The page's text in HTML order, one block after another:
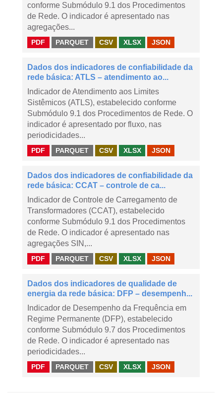
conforme Submódulo 9.1 dos Procedimentos
de Rede. O indicador é apresentado nas
agregações...
PDF PARQUET CSV XLSX JSON
Dados dos indicadores de confiabilidade da
rede básica: ATLS – atendimento ao...
Indicador de Atendimento aos Limites
Sistêmicos (ATLS), estabelecido conforme
Submódulo 9.1 dos Procedimentos de Rede. O
indicador é apresentado por fluxo, nas
periodicidades...
PDF PARQUET CSV XLSX JSON
Dados dos indicadores de confiabilidade da
rede básica: CCAT – controle de ca...
Indicador de Controle de Carregamento de
Transformadores (CCAT), estabelecido
conforme Submódulo 9.1 dos Procedimentos
de Rede. O indicador é apresentado nas
agregações SIN,...
PDF PARQUET CSV XLSX JSON
Dados dos indicadores de qualidade de
energia da rede básica: DFP – desempenh...
Indicador de Desempenho da Frequência em
Regime Permanente (DFP), estabelecido
conforme Submódulo 9.7 dos Procedimentos
de Rede. O indicador é apresentado nas
periodicidades...
PDF PARQUET CSV XLSX JSON